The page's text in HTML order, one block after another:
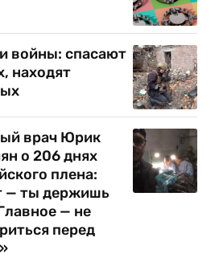
войны: спасают
находят
врач Юрик
о 206 днях
плена:
— ты держишь
— не
перед